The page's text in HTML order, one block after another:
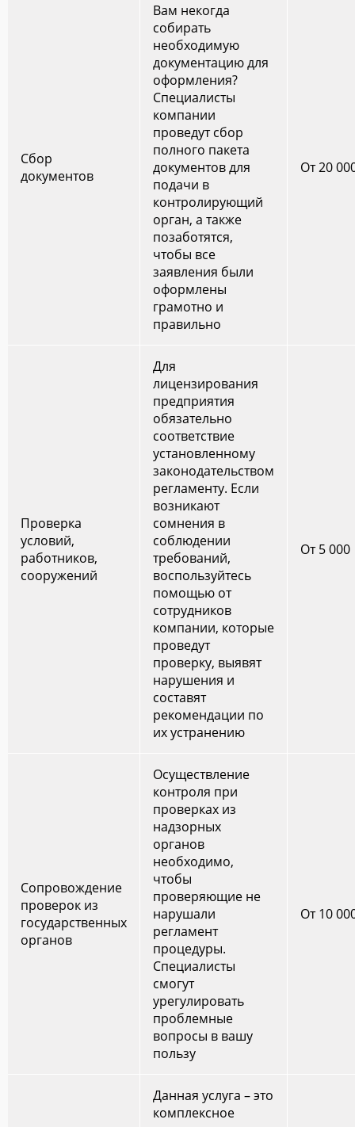
Сбор
документов
Вам некогда
собирать
необходимую
документацию для
оформления?
Специалисты
компании
проведут сбор
полного пакета
документов для
подачи в
контролирующий
орган, а также
позаботятся,
чтобы все
заявления были
оформлены
грамотно и
правильно
От 20
Проверка
условий,
работников,
сооружений
Для
лицензирования
предприятия
обязательно
соответствие
установленному
законодательством
регламенту. Если
возникают
сомнения в
соблюдении
требований,
воспользуйтесь
помощью от
сотрудников
компании, которые
проведут
проверку, выявят
нарушения и
составят
рекомендации по
их устранению
От 5 000
Сопровождение
проверок из
государственных
органов
Осуществление
контроля при
проверках из
надзорных
органов
необходимо,
чтобы
проверяющие не
нарушали
регламент
процедуры.
Специалисты
смогут
урегулировать
проблемные
вопросы в вашу
пользу
От 10
Данная услуга – это
комплексное